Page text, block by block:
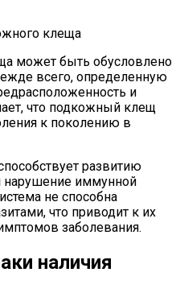
может быть обусловлено
всего, определенную
и
что подкожный клещ
к поколению в
развитию
нарушение иммунной
не способна
что приводит к их
заболевания.
наличия